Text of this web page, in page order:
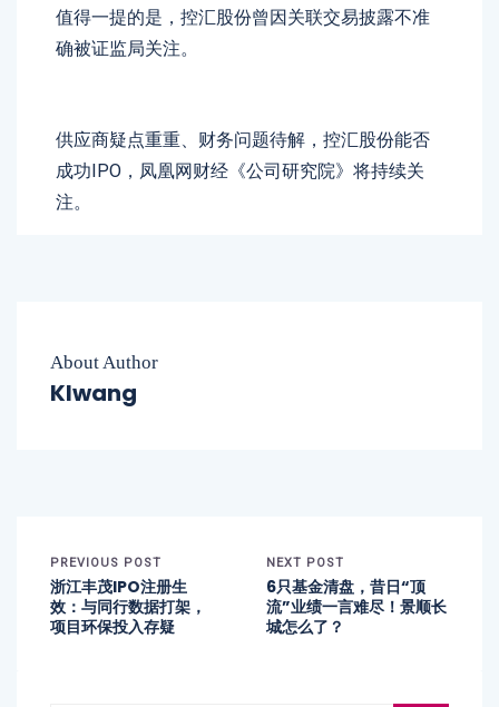
值得一提的是，控汇股份曾因关联交易披露不准
确被证监局关注。
供应商疑点重重、财务问题待解，控汇股份能否
成功IPO，凤凰网财经《公司研究院》将持续关
注。
About Author
Klwang
PREVIOUS POST
浙江丰茂IPO注册生
效：与同行数据打架，
项目环保投入存疑
NEXT POST
6只基金清盘，昔日“顶
流”业绩一言难尽！景顺长
城怎么了？